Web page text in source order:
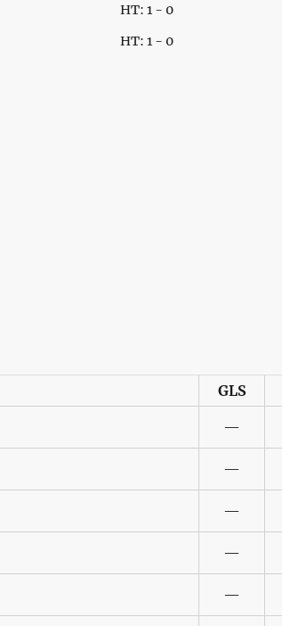
HT: 1 - 0
HT: 1 - 0
GLS
—
—
—
—
—